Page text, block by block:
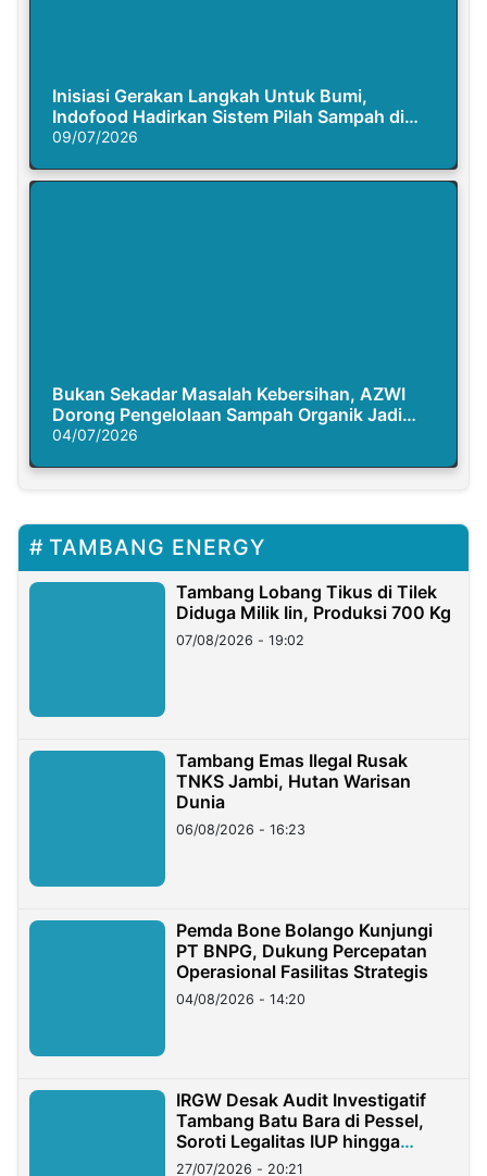
Inisiasi Gerakan Langkah Untuk Bumi,
Indofood Hadirkan Sistem Pilah Sampah di
Semasa Piknik
09/07/2026
Bukan Sekadar Masalah Kebersihan, AZWI
Dorong Pengelolaan Sampah Organik Jadi
Solusi Krisis Iklim
04/07/2026
TAMBANG ENERGY
Tambang Lobang Tikus di Tilek
Diduga Milik Iin, Produksi 700 Kg
07/08/2026 - 19:02
Tambang Emas Ilegal Rusak
TNKS Jambi, Hutan Warisan
Dunia
06/08/2026 - 16:23
Pemda Bone Bolango Kunjungi
PT BNPG, Dukung Percepatan
Operasional Fasilitas Strategis
04/08/2026 - 14:20
IRGW Desak Audit Investigatif
Tambang Batu Bara di Pessel,
Soroti Legalitas IUP hingga
Stockpile
27/07/2026 - 20:21